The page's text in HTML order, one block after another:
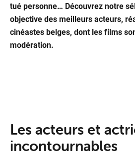
tué personne… Découvrez notre
objective des meilleurs acteurs,
cinéastes belges, dont les films
modération.
Les acteurs et
incontournables